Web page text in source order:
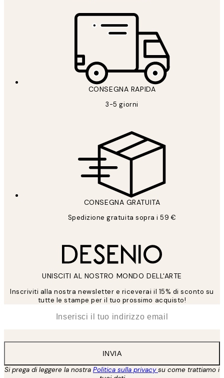
CONSEGNA RAPIDA
3-5 giorni
CONSEGNA GRATUITA
Spedizione gratuita sopra i 59 €
UNISCITI AL NOSTRO MONDO DELL'ARTE
Inscriviti alla nostra newsletter e riceverai il 15% di sconto su
tutte le stampe per il tuo prossimo acquisto!
INVIA
Si prega di leggere la nostra Politica sulla privacysu come trattiamo i